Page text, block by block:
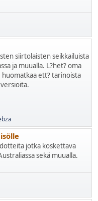
siirtolaisten seikkailuista
ja muualla. L?het? oma
ett? tarinoista
jotka koskettava
sekä muualla.